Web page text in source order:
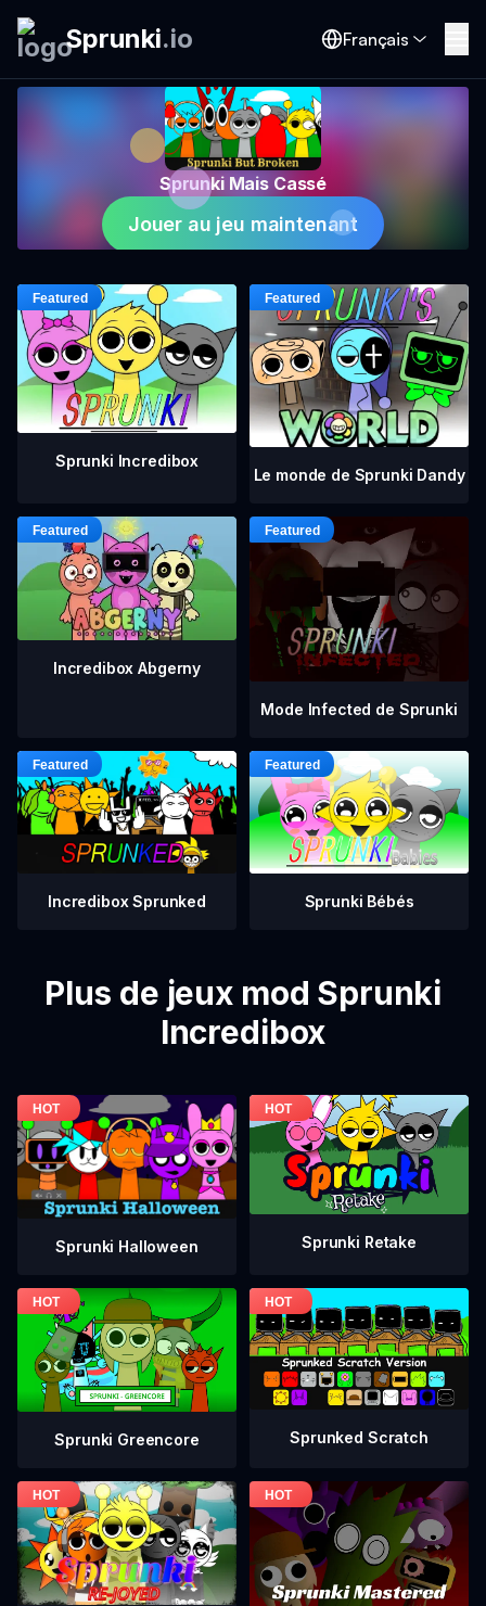
Sprunki.io Français
Sprunki Mais Cassé
Jouer au jeu maintenant
Sprunki Incredibox
Le monde de Sprunki Dandy
Incredibox Abgerny
Mode Infected de Sprunki
Incredibox Sprunked Sprunki Bébés
Plus de jeux mod Sprunki
Incredibox
Sprunki Halloween Sprunki Retake
Sprunki Greencore Sprunked Scratch